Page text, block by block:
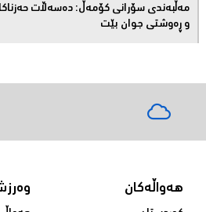
مەڵبەندى سۆرانى کۆمەڵ: دەسەڵات
و ڕەوشتى جوان بێت
هەواڵەکان